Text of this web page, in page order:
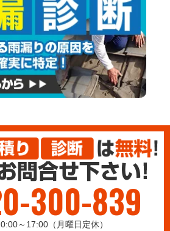
300-839
～17:00（月曜日定休）